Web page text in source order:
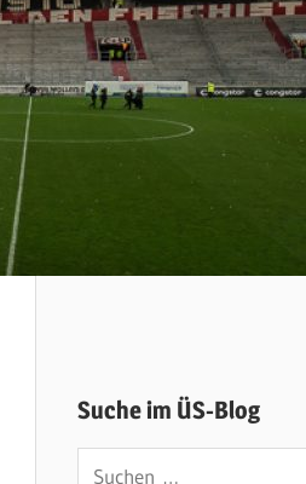
Suche im ÜS-Blog
Suchen